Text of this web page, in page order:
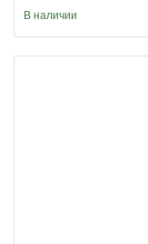
В наличии